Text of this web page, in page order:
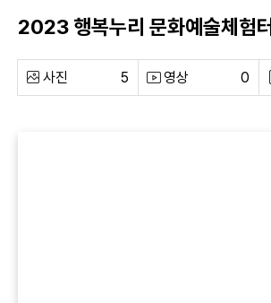
2023 행복누리 문화예술체험터
사진 5 영상 0